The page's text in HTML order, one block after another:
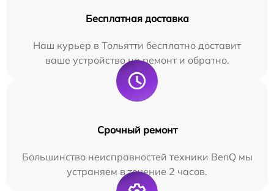
Бесплатная доставка
Наш курьер в Тольятти бесплатно доставит
ваше устройство на ремонт и обратно.
Срочный ремонт
Большинство неисправностей техники BenQ мы
устраняем в течение 2 часов.